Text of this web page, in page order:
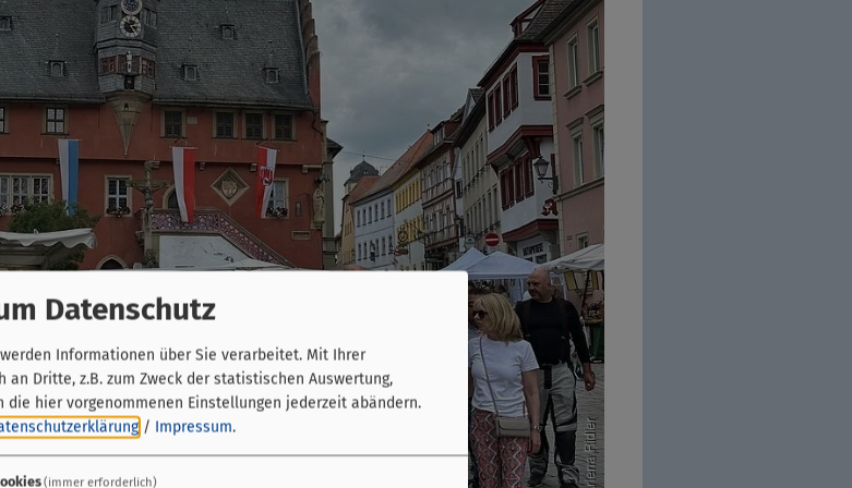
Datenschutz
Informationen über Sie verarbeitet. Mit Ihrer
an Dritte, z.B. zum Zweck der statistischen Auswertung,
hier vorgenommenen Einstellungen jederzeit abändern.
/ Impressum.
(immer erforderlich)